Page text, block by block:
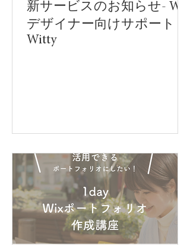
新サービスのお知らせ- Wix
デザイナー向けサポート
Witty